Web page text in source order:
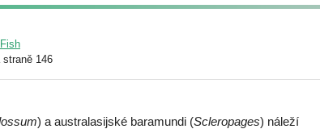
straně 146
) a australasijské baramundi (Scleropages) náleží